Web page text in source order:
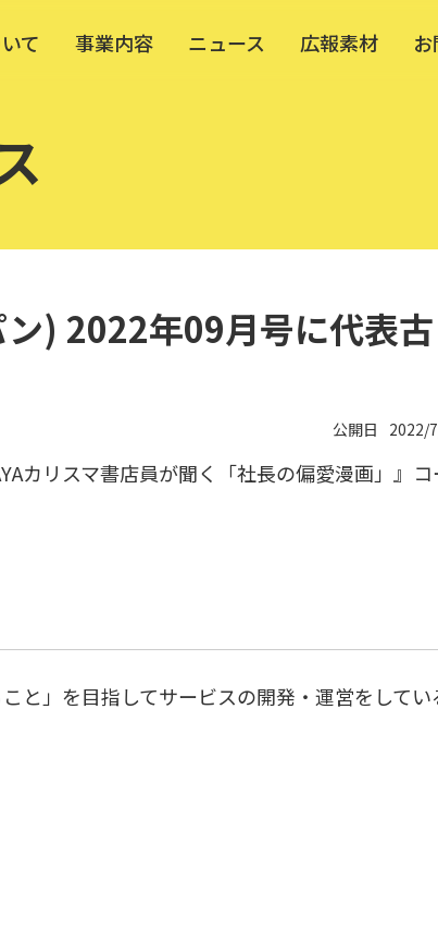
) 2022年09月号に代表古
公開日 2022/
カリスマ書店員が聞く「社長の偏愛漫画」』コ
と」を目指してサービスの開発・運営をしてい
て 事業内容 ニュース 広報素材